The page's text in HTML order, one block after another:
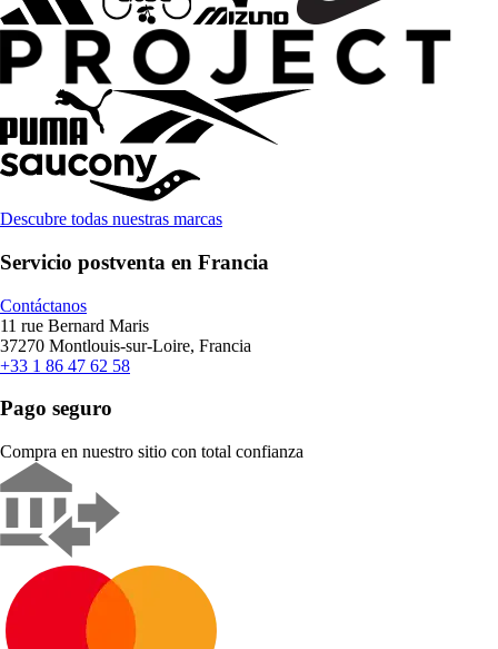
Descubre todas nuestras marcas
Servicio postventa en Francia
Contáctanos
11 rue Bernard Maris
37270 Montlouis-sur-Loire, Francia
+33 1 86 47 62 58
Pago seguro
Compra en nuestro sitio con total confianza